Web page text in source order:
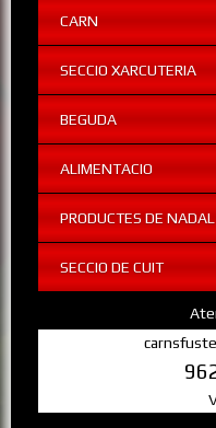
CARN
SECCIO XARCUTERIA
BEGUDA
ALIMENTACIO
PRODUCTES DE NADAL
SECCIO DE CUIT